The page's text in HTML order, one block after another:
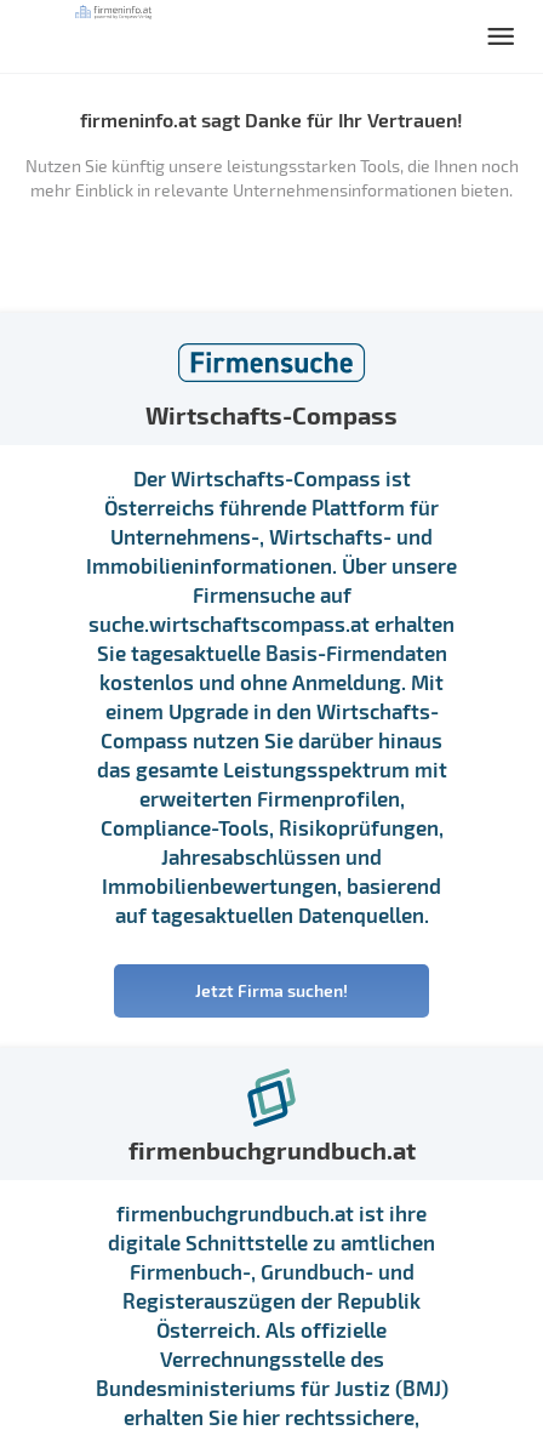
firmeninfo.at sagt Danke für Ihr Vertrauen!
Nutzen Sie künftig unsere leistungsstarken Tools, die Ihnen noch
mehr Einblick in relevante Unternehmensinformationen bieten.
Wirtschafts-Compass
Der Wirtschafts-Compass ist
Österreichs führende Plattform für
Unternehmens-, Wirtschafts- und
Immobilieninformationen. Über unsere
Firmensuche auf
suche.wirtschaftscompass.at erhalten
Sie tagesaktuelle Basis-Firmendaten
kostenlos und ohne Anmeldung. Mit
einem Upgrade in den Wirtschafts-
Compass nutzen Sie darüber hinaus
das gesamte Leistungsspektrum mit
erweiterten Firmenprofilen,
Compliance-Tools, Risikoprüfungen,
Jahresabschlüssen und
Immobilienbewertungen, basierend
auf tagesaktuellen Datenquellen.
Jetzt Firma suchen!
firmenbuchgrundbuch.at
firmenbuchgrundbuch.at ist ihre
digitale Schnittstelle zu amtlichen
Firmenbuch-, Grundbuch- und
Registerauszügen der Republik
Österreich. Als offizielle
Verrechnungsstelle des
Bundesministeriums für Justiz (BMJ)
erhalten Sie hier rechtssichere,